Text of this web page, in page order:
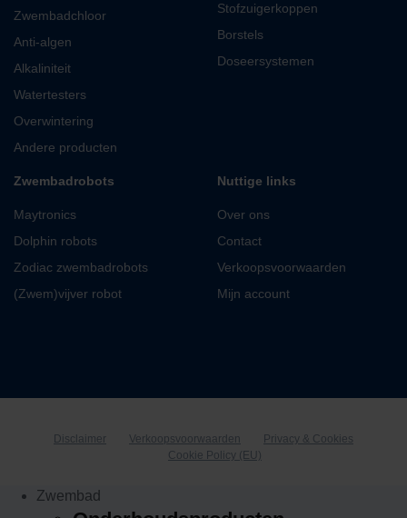
Zwembadchloor
Anti-algen
Alkaliniteit
Watertesters
Overwintering
Andere producten
Stofzuigerkoppen
Borstels
Doseersystemen
Zwembadrobots
Maytronics
Dolphin robots
Zodiac zwembadrobots
(Zwem)vijver robot
Nuttige links
Over ons
Contact
Verkoopsvoorwaarden
Mijn account
Disclaimer Verkoopsvoorwaarden
Privacy & Cookies
Cookie Policy (EU)
Zwembad